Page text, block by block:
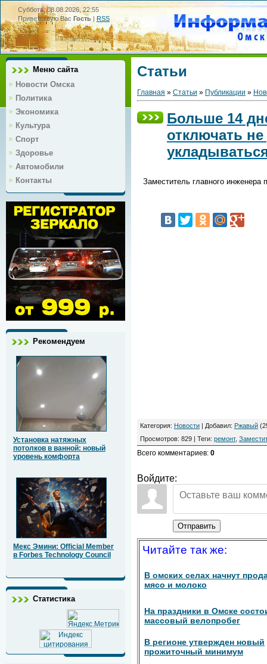
Суббота, 08.08.2026, 22:55
Приветствую Вас Гость|RSS
Меню сайта
Новости Омска
Политика
Экономика
Культура
Спорт
Здоровье
Автомобили
Контакты
Рекомендуем
Установка натяжных
потолков в ванной: новый
уровень комфорта
Мекс Эмини: Official Member
в Forbes Technology Council
Статистика
Статьи
Главная » Статьи » Публикации »
Больше 14
отключать
Заместитель главного
Категория: Новости | Добавил: Ржавый
Просмотров: 829 | Теги: ремонт,
Всего комментариев: 0
Войдите:
Отправить
Читайте так же:
В омских селах начнут
мясо и молоко
На праздники в Омске
массовый велопробег
В регионе утвержден новый
прожиточный минимум